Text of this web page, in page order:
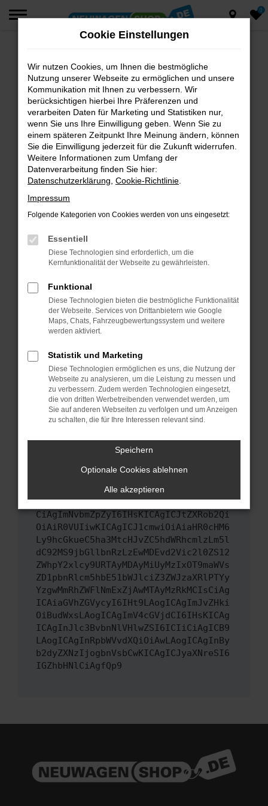
Zum
0
Fehler: Network Error
Beim Laden ist ein Fehler aufgetreten.
Hier sind ein paar Tipps, die dir helfen können:
Überprüfe deine Firewall und deine
Internetverbindung.
Laden andere Webseiten, zum Beispiel deine
Suchmaschine?
Prüfe deine Browsererweiterungen.
Manche Erweiterungen, wie Werbeblocker,
können das Laden bestimmter Seiten
anderen Browser oder in einem privaten
Fenster?
Starte dein Gerät neu.
Probleme zu beheben.
Stelle sicher, dass dein Browser und dein
Betriebssystem auf dem neuesten Stand
sind.
Veraltete Software birgt nicht nur ein
Sicherheitsrisiko, sondern kann auch dazu
führen, dass bestimmte Funktionen nicht mehr
unterstützt werden.
Wende dich an den Webseitenbetreiber.
Wenn du alle oben genannten Schritte versucht
versuchen, das Problem zu beheben. Du kannst
Fehlersuche zu unterstützen:
ewogICJuYW1lIjogIk5ldHdvcmtFcnJvciIs
CiAgImNvbmZpZyI6IHsKICAgICJtZXRob2Qi
OiAiR0VUIiwKICAgICJ1cmwiOiAiaHR0cHM6
Ly9hcGkueC5ha3MtcHJvZC5hdWRhcmlzLm5l
dC92MS9jbGllbnRzLzEwMDEvd2Vic2l0ZS12
ZWhpY2xlcy9URTAyMDAyMiUyMzIxOT9maWVs
ZD1pbnRlcm5hbE51bWJlciZ3ZWJzaXRlPTYy
YzgwMmRhZWFlNmExZjAwMTAyMzRkMCIsCiAg
ICAiaGVhZGVycyI6IHt9LAogICAgImJvZHki
OiBudWxsLAogICAgImV4cGVjdCI6IHsKICAg
ICAgInJlc3BvbnNlVHlwZSI6ICIiCiAgICB9
LAogICAgInRpbWVvdXQiOiAwLAogICAgInBy
b2dyZXNzIjogbnVsbCwKICAgICJyaXNreSI6
IGZhbHNlCiAgfQp9
Cookie Einstellungen
Wir nutzen Cookies, um Ihnen die bestmögliche
Nutzung unserer Webseite zu ermöglichen und unsere
Kommunikation mit Ihnen zu verbessern. Wir
berücksichtigen hierbei Ihre Präferenzen und
verarbeiten Daten für Marketing und Statistiken nur,
wenn Sie uns Ihre Einwilligung geben. Wenn Sie zu
einem späteren Zeitpunkt Ihre Meinung ändern, können
Sie die Einwilligung jederzeit für die Zukunft widerrufen.
Weitere Informationen zum Umfang der
Datenverarbeitung finden Sie hier:
Datenschutzerklärung Cookie-Richtlinie
Impressum
Folgende Kategorien von Cookies werden von uns eingesetzt:
Essentiell
Diese Technologien sind erforderlich, um die
Kernfunktionalität der Webseite zu gewährleisten.
Funktional
Diese Technologien bieten die bestmögliche Funktionalität
der Webseite. Services von Drittanbietern wie Google
Maps, Chats, Fahrzeugbewertungssystem und weitere
werden aktiviert.
Statistik und Marketing
Diese Technologien ermöglichen es uns, die Nutzung der
Webseite zu analysieren, um die Leistung zu messen und
zu verbessern. Zudem werden Technologien eingesetzt,
die von dritten Werbetreibenden verwendet werden, um
Sie auf anderen Webseiten zu verfolgen und um Anzeigen
zu schalten, die für Ihre Interessen relevant sind.
Speichern
Optionale Cookies ablehnen
Alle akzeptieren